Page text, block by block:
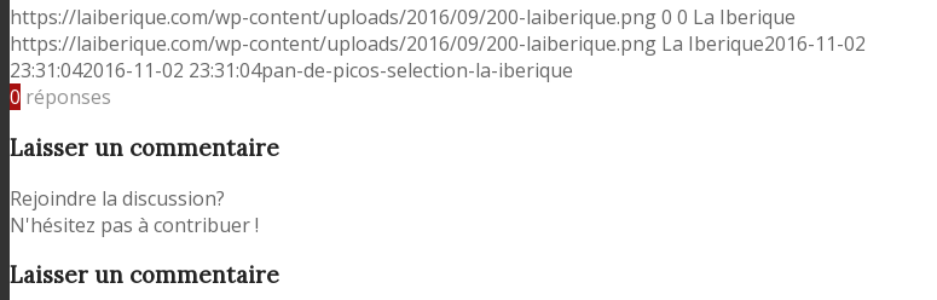
https://laiberique.com/wp-content/uploads/2016/09/200-laiberique.png0 0 La Iberique
https://laiberique.com/wp-content/uploads/2016/09/200-laiberique.png La Iberique2016-11-02
23:31:042016-11-02 23:31:04pan-de-picos-selection-la-iberique
0 réponses
Laisser un commentaire
Rejoindre la discussion?
N'hésitez pas à contribuer !
Laisser un commentaire